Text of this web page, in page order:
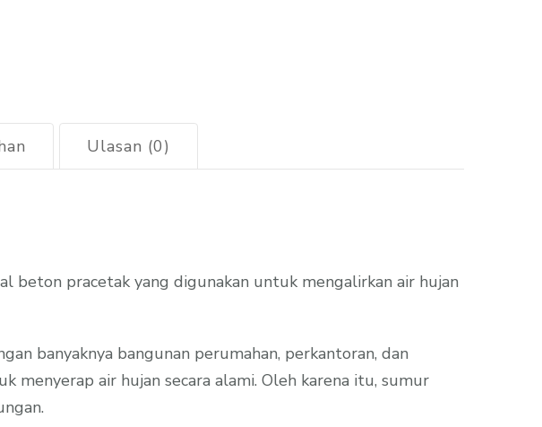
Ulasan (0)
beton pracetak yang digunakan untuk mengalirkan air hujan
banyaknya bangunan perumahan, perkantoran, dan
menyerap air hujan secara alami. Oleh karena itu, sumur